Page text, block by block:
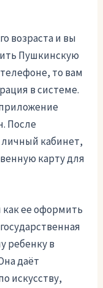
возраста и вы
Пушкинскую
то вам
в системе.
После
кабинет,
карту для
ее оформить
ребенку в
даёт
искусству,